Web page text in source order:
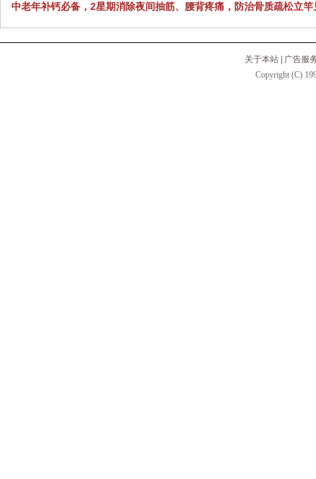
中老年补钙必备，2星期消除夜间抽筋、腰背疼痛，防治骨质疏松立竿
关于本站
广告服
Copyright (C)